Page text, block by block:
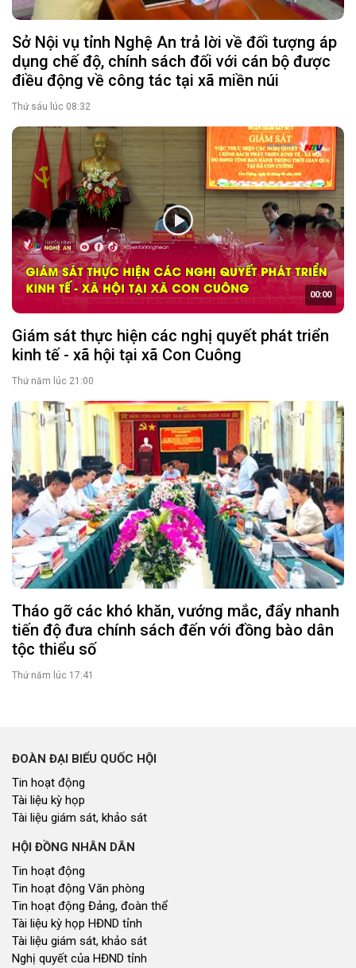
Sở Nội vụ tỉnh Nghệ An trả lời về đối tượng áp
dụng chế độ, chính sách đối với cán bộ được
điều động về công tác tại xã miền núi
Thứ sáu lúc 08:32
00:00
Giám sát thực hiện các nghị quyết phát triển
kinh tế - xã hội tại xã Con Cuông
Thứ năm lúc 21:00
Tháo gỡ các khó khăn, vướng mắc, đẩy nhanh
tiến độ đưa chính sách đến với đồng bào dân
tộc thiểu số
Thứ năm lúc 17:41
ĐOÀN ĐẠI BIỂU QUỐC HỘI
Tin hoạt động
Tài liệu kỳ họp
Tài liệu giám sát, khảo sát
HỘI ĐỒNG NHÂN DÂN
Tin hoạt động
Tin hoạt động Văn phòng
Tin hoạt động Đảng, đoàn thể
Tài liệu kỳ họp HĐND tỉnh
Tài liệu giám sát, khảo sát
Nghị quyết của HĐND tỉnh